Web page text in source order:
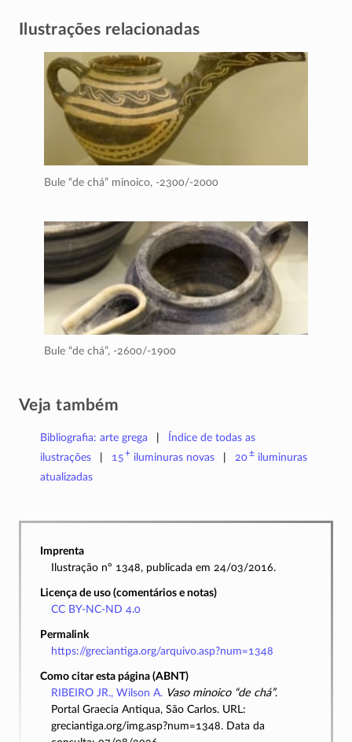
Ilustrações relacionadas
Bule “de chá” minoico, -2300/-2000
Bule “de chá”, -2600/-1900
Veja também
Bibliografia: arte grega
Índice de todas as
ilustrações
15+ iluminuras novas 20±iluminuras
atualizadas
Imprenta
Ilustração nº 1348, publicada em 24/03/2016.
Licença de uso (comentários e notas)
CC BY-NC-ND 4.0
Permalink
https://greciantiga.org/arquivo.asp?num=1348
Como citar esta página (ABNT)
RIBEIRO JR., Wilson A. Vaso minoico “de chá”.
Portal Graecia Antiqua, São Carlos. URL:
greciantiga.org/img.asp?num=1348. Data da